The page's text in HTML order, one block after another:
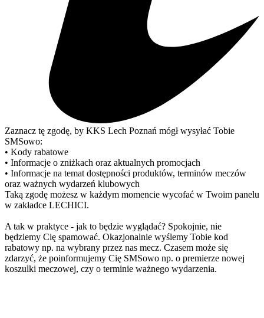
Zaznacz tę zgodę, by KKS Lech Poznań mógł wysyłać Tobie
SMSowo:
• Kody rabatowe
• Informacje o zniżkach oraz aktualnych promocjach
• Informacje na temat dostępności produktów, terminów meczów
oraz ważnych wydarzeń klubowych
Taką zgodę możesz w każdym momencie wycofać w Twoim panelu
w zakładce LECHICI.
A tak w praktyce - jak to będzie wyglądać? Spokojnie, nie
będziemy Cię spamować. Okazjonalnie wyślemy Tobie kod
rabatowy np. na wybrany przez nas mecz. Czasem może się
zdarzyć, że poinformujemy Cię SMSowo np. o premierze nowej
koszulki meczowej, czy o terminie ważnego wydarzenia.